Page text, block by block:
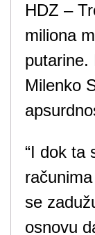
HDZ –
miliona
putarine.
Milenko
“I dok ta
se
osnovu